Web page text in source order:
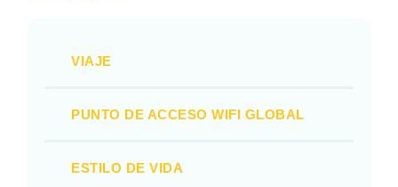
VIAJE
PUNTO DE ACCESO WIFI GLOBAL
ESTILO DE VIDA